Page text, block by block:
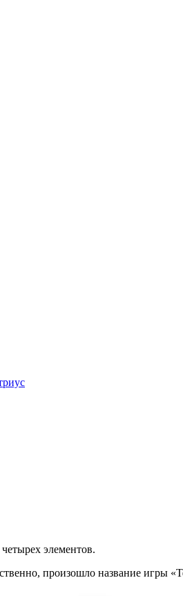
элементов.
произошло название игры